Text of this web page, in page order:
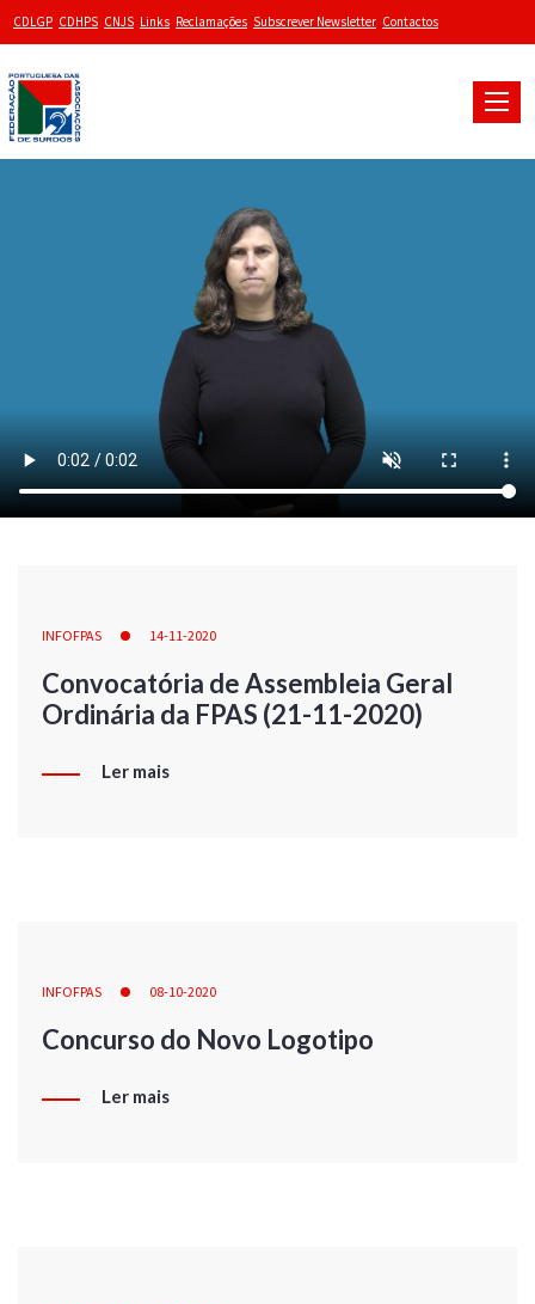
CDLGP CDHPS CNJS Links Reclamações Subscrever Newsletter Contactos
Toggle
INFOFPAS 14-11-2020
Convocatória de Assembleia Geral
Ordinária da FPAS (21-11-2020)
Ler mais
INFOFPAS 08-10-2020
Concurso do Novo Logotipo
Ler mais